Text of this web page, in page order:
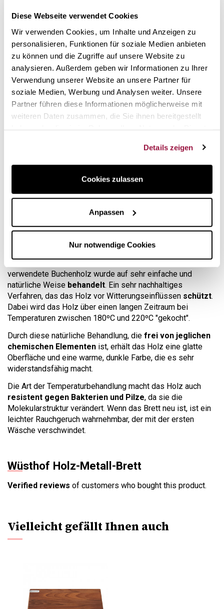
Diese Webseite verwendet Cookies
Wir verwenden Cookies, um Inhalte und Anzeigen zu
personalisieren, Funktionen für soziale Medien anbieten
zu können und die Zugriffe auf unsere Website zu
analysieren. Außerdem geben wir Informationen zu Ihrer
Verwendung unserer Website an unsere Partner für
soziale Medien, Werbung und Analysen weiter. Unsere
Partner führen diese Informationen möglicherweise mit
weiteren Daten zusammen, die Sie ihnen bereitgestellt
Details zeigen
Cookies zulassen
Anpassen
Nur notwendige Cookies
Das Wüsthof Buchenholz-Schneidebrett
ein optisches Plus an Qualität bietet. Der Korpus ist aus
Stahlund damit sehr robust, das Buchenholz bietet eine
warme Oberfläche, auf der sich angenehm arbeiten lässt.
Das Design stammt von dem deutschen Studio Neonbraun
das das klassische Schneidebrett neu interpretiert und ihm
einen raffinierten und modernen Touch verleiht.
Wie wird Buchenholz
wärmebehandelt?
Das für die Herstellung dieses Wüsthof-Schneidebretts
verwendete Buchenholz wurde auf sehr einfache und
natürliche Weise behandelt. Ein sehr nachhaltiges
Verfahren, das das Holz vor Witterungseinflüssen schützt.
Dabei wird das Holz über einen langen Zeitraum bei
Temperaturen zwischen 180ºC und 220ºC "gekocht".
Durch diese natürliche Behandlung, die frei von jeglichen
chemischen Elementen ist, erhält das Holz eine glatte
Oberfläche und eine warme, dunkle Farbe, die es sehr
widerstandsfähig macht.
Die Art der Temperaturbehandlung macht das Holz auch
resistent gegen Bakterien und Pilze, da sie die
Molekularstruktur verändert. Wenn das Brett neu ist, ist ein
leichter Rauchgeruch wahrnehmbar, der mit der ersten
Wäsche verschwindet.
Wüsthof Holz-Metall-Brett
Verified reviews of customers who bought this product.
Vielleicht gefällt Ihnen auch